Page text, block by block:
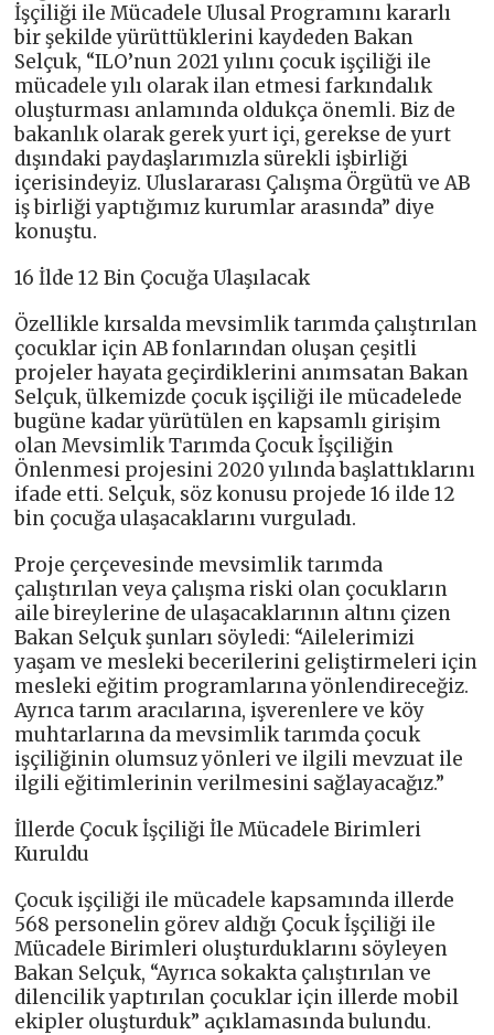
İşçiliği ile Mücadele Ulusal Programını kararlı
bir şekilde yürüttüklerini kaydeden Bakan
Selçuk, “ILO’nun 2021 yılını çocuk işçiliği ile
mücadele yılı olarak ilan etmesi farkındalık
oluşturması anlamında oldukça önemli. Biz de
bakanlık olarak gerek yurt içi, gerekse de yurt
dışındaki paydaşlarımızla sürekli işbirliği
içerisindeyiz. Uluslararası Çalışma Örgütü ve AB
iş birliği yaptığımız kurumlar arasında” diye
konuştu.
16 İlde 12 Bin Çocuğa Ulaşılacak
Özellikle kırsalda mevsimlik tarımda çalıştırılan
çocuklar için AB fonlarından oluşan çeşitli
projeler hayata geçirdiklerini anımsatan Bakan
Selçuk, ülkemizde çocuk işçiliği ile mücadelede
bugüne kadar yürütülen en kapsamlı girişim
olan Mevsimlik Tarımda Çocuk İşçiliğin
Önlenmesi projesini 2020 yılında başlattıklarını
ifade etti. Selçuk, söz konusu projede 16 ilde 12
bin çocuğa ulaşacaklarını vurguladı.
Proje çerçevesinde mevsimlik tarımda
çalıştırılan veya çalışma riski olan çocukların
aile bireylerine de ulaşacaklarının altını çizen
Bakan Selçuk şunları söyledi: “Ailelerimizi
yaşam ve mesleki becerilerini geliştirmeleri için
mesleki eğitim programlarına yönlendireceğiz.
Ayrıca tarım aracılarına, işverenlere ve köy
muhtarlarına da mevsimlik tarımda çocuk
işçiliğinin olumsuz yönleri ve ilgili mevzuat ile
ilgili eğitimlerinin verilmesini sağlayacağız.”
İllerde Çocuk İşçiliği İle Mücadele Birimleri
Kuruldu
Çocuk işçiliği ile mücadele kapsamında illerde
568 personelin görev aldığı Çocuk İşçiliği ile
Mücadele Birimleri oluşturduklarını söyleyen
Bakan Selçuk, “Ayrıca sokakta çalıştırılan ve
dilencilik yaptırılan çocuklar için illerde mobil
ekipler oluşturduk” açıklamasında bulundu.